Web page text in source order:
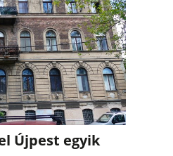
Újpest egyik